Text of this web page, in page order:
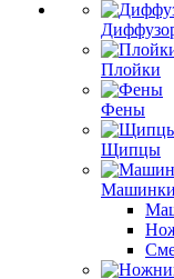
Плойки
Фены
Щипцы
Машинки